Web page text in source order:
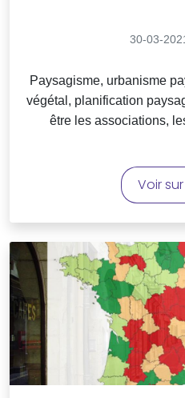
30-03-
Paysagisme, urbanisme
végétal, planification
être les associations,
Voir